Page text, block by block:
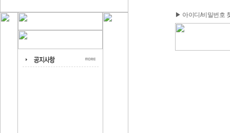
▶ 아이디/비밀번호